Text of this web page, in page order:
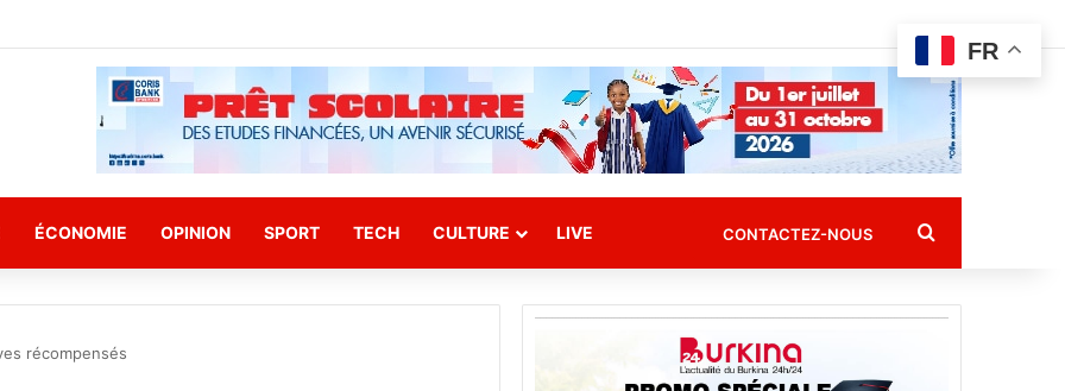
ÉCONOMIE OPINION SPORT TECH CULTURE LIVE CONTACTEZ-NOUS Rechercher
récompensés
FR